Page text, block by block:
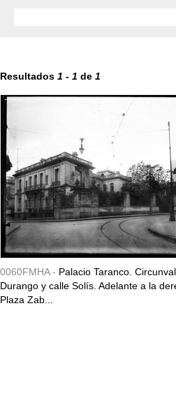
Resultados 1 - 1 de 1
0060FMHA - Palacio Taranco.
Durango y calle Solís. Adelante a la
Plaza Zab...